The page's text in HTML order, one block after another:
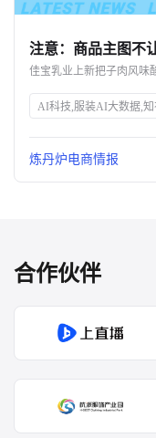
炼丹炉电商情报
合作伙伴